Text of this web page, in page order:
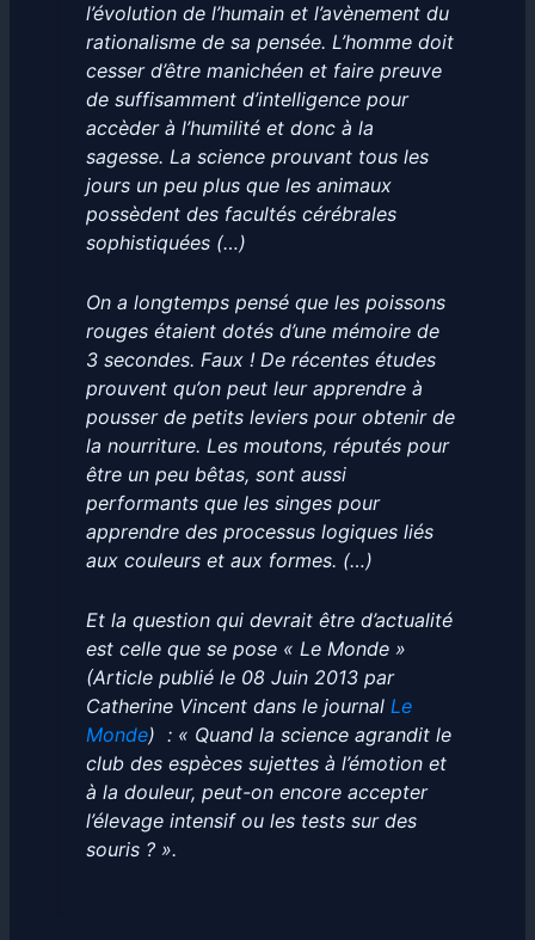
l’évolution de l’humain et l’avènement du
rationalisme de sa pensée. L’homme doit
cesser d’être manichéen et faire preuve
de suffisamment d’intelligence pour
accèder à l’humilité et donc à la
sagesse. La science prouvant tous les
jours un peu plus que les animaux
possèdent des facultés cérébrales
sophistiquées (…)
On a longtemps pensé que les poissons
rouges étaient dotés d’une mémoire de
3 secondes. Faux ! De récentes études
prouvent qu’on peut leur apprendre à
pousser de petits leviers pour obtenir de
la nourriture. Les moutons, réputés pour
être un peu bêtas, sont aussi
performants que les singes pour
apprendre des processus logiques liés
aux couleurs et aux formes. (…)
Et la question qui devrait être d’actualité
est celle que se pose « Le Monde »
(Article publié le 08 Juin 2013 par
Catherine Vincent dans le journal Le
Monde) : « Quand la science agrandit le
club des espèces sujettes à l’émotion et
à la douleur, peut-on encore accepter
l’élevage intensif ou les tests sur des
souris ? ».